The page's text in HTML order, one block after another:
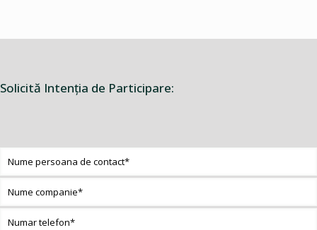
Solicită Intenţia de Participare: